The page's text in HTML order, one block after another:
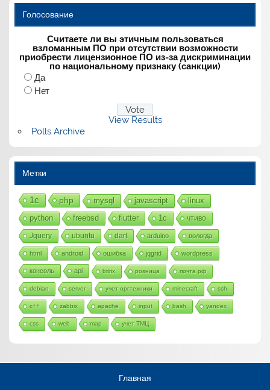
Голосование
Считаете ли вы этичным пользоваться
взломанным ПО при отсутствии возможности
приобрести лицензионное ПО из-за дискриминации
по национальному признаку (санкции)
Да
Нет
View Results
Polls Archive
Метки
1с php mysql javascript linux
python freebsd flutter 1c чтиво
Jquery ubuntu dart arduino вологда
html android ошибка jqgrid wordpress
консоль api bitrix розница почта рф
debian server учет оргтехники minecraft ssh
c++ zabbix apache input bash yandex
css web map учет ТМЦ
Главная